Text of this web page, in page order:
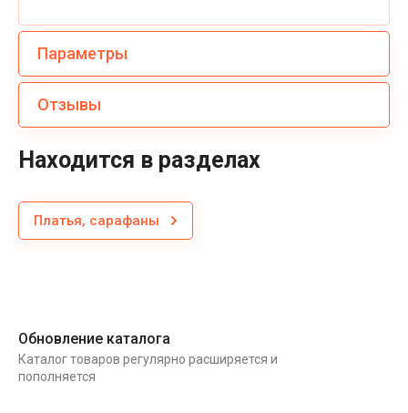
Параметры
Отзывы
Находится в разделах
Платья, сарафаны
Обновление каталога
Каталог товаров регулярно расширяется и
пополняется